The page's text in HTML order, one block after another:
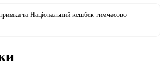
та Національний кешбек тимчасово